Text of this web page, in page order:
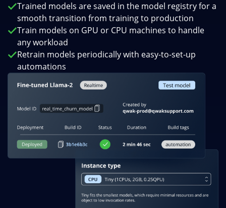
Trained models are saved in the model registry for a
smooth transition from training to production
Train models on GPU or CPU machines to handle
any workload
Retrain models periodically with easy-to-set-up
automations